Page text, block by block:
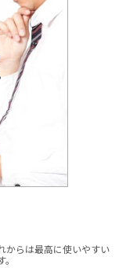
からは最高に使いやすい